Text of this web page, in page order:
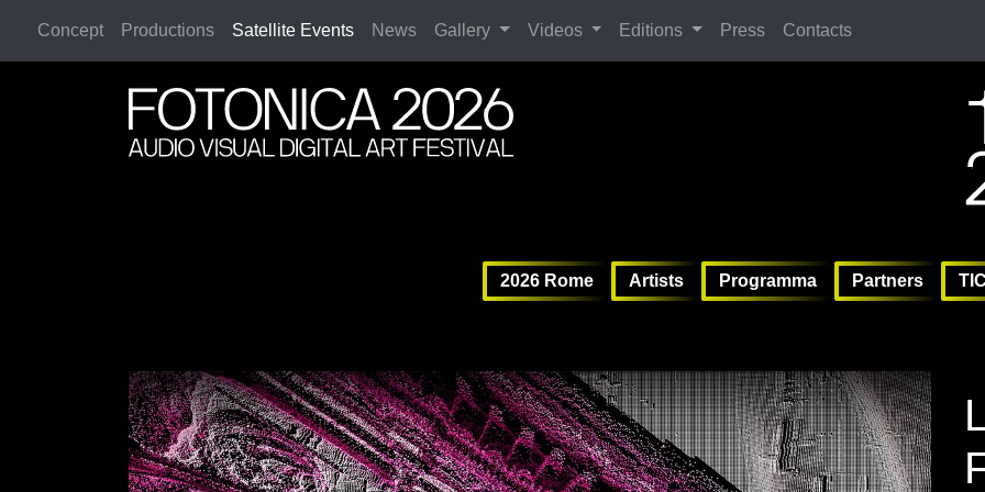
2026 Rome
Concept Productions Satellite Events News Gallery Videos Editions Press Contacts
2026 Rome
Artists Programma Partners